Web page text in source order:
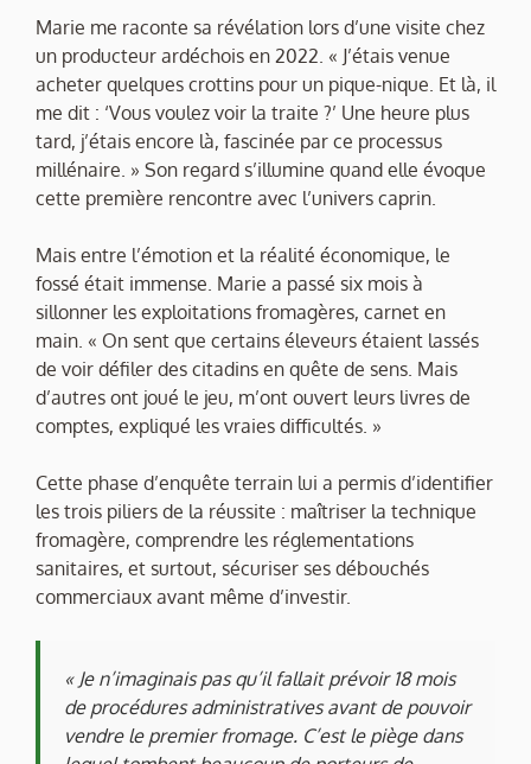
Marie me raconte sa révélation lors d’une visite chez
un producteur ardéchois en 2022. « J’étais venue
acheter quelques crottins pour un pique-nique. Et là, il
me dit : ‘Vous voulez voir la traite ?’ Une heure plus
tard, j’étais encore là, fascinée par ce processus
millénaire. » Son regard s’illumine quand elle évoque
cette première rencontre avec l’univers caprin.
Mais entre l’émotion et la réalité économique, le
fossé était immense. Marie a passé six mois à
sillonner les exploitations fromagères, carnet en
main. « On sent que certains éleveurs étaient lassés
de voir défiler des citadins en quête de sens. Mais
d’autres ont joué le jeu, m’ont ouvert leurs livres de
comptes, expliqué les vraies difficultés. »
Cette phase d’enquête terrain lui a permis d’identifier
les trois piliers de la réussite : maîtriser la technique
fromagère, comprendre les réglementations
sanitaires, et surtout, sécuriser ses débouchés
commerciaux avant même d’investir.
« Je n’imaginais pas qu’il fallait prévoir 18 mois
de procédures administratives avant de pouvoir
vendre le premier fromage. C’est le piège dans